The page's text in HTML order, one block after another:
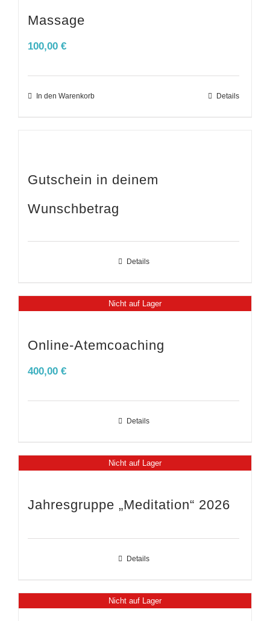
Massage
100,00 €
In den Warenkorb Details
Gutschein in deinem
Wunschbetrag
Details
Nicht auf Lager
Online-Atemcoaching
400,00 €
Details
Nicht auf Lager
Jahresgruppe „Meditation“ 2026
Details
Nicht auf Lager